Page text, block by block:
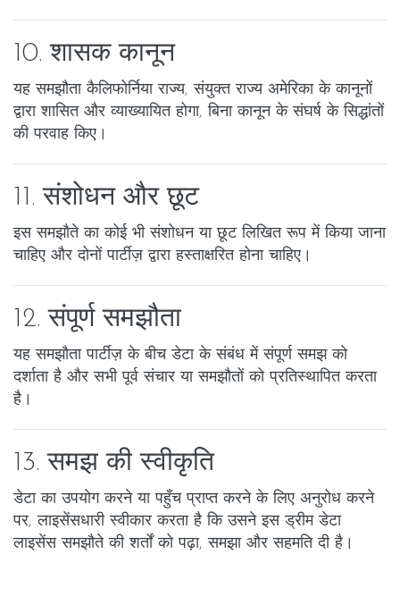
10. शासक कानून
यह समझौता कैलिफोर्निया राज्य, संयुक्त राज्य अमेरिका के कानूनों
द्वारा शासित और व्याख्यायित होगा, बिना कानून के संघर्ष के सिद्धांतों
की परवाह किए।
11. संशोधन और छूट
इस समझौते का कोई भी संशोधन या छूट लिखित रूप में किया जाना
चाहिए और दोनों पार्टीज़ द्वारा हस्ताक्षरित होना चाहिए।
12. संपूर्ण समझौता
यह समझौता पार्टीज़ के बीच डेटा के संबंध में संपूर्ण समझ को
दर्शाता है और सभी पूर्व संचार या समझौतों को प्रतिस्थापित करता
है।
13. समझ की स्वीकृति
डेटा का उपयोग करने या पहुँच प्राप्त करने के लिए अनुरोध करने
पर, लाइसेंसधारी स्वीकार करता है कि उसने इस ड्रीम डेटा
लाइसेंस समझौते की शर्तों को पढ़ा, समझा और सहमति दी है।